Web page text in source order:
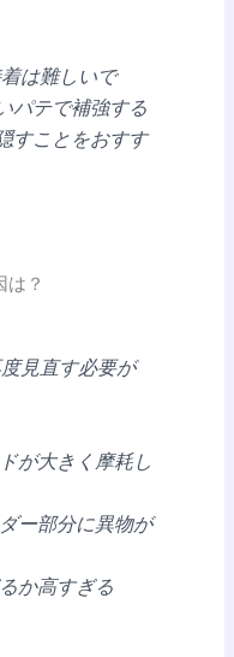
は難しいで
パテで補強する
すことをおすす
は？
見直す必要が
が大きく摩耗し
ー部分に異物が
か高すぎる